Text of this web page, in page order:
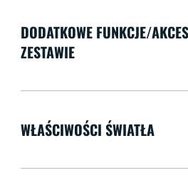
DODATKOWE FUNKCJE/
ZESTAWIE
WŁAŚCIWOŚCI ŚWIATŁA